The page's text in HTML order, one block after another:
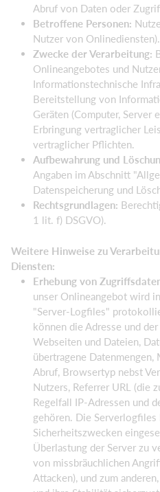
Abruf von Daten oder
Betroffene Personen:
Nutzer von Onlinediensten).
Zwecke der Verarbeitung:
Onlineangebotes und
Informationstechnische
Bereitstellung von
Geräten (Computer, Server
Erbringung vertraglicher
vertraglicher Pflichten.
Aufbewahrung und
Angaben im Abschnitt
Datenspeicherung und
Rechtsgrundlagen:
1 lit. f) DSGVO).
Weitere Hinweise zu
Diensten:
Erhebung von
unser Onlineangebot wird
"Server-Logfiles"
können die Adresse und
Webseiten und Dateien,
übertragene
Abruf, Browsertyp nebst
Nutzers, Referrer URL (die
Regelfall IP-Adressen und
gehören. Die Serverlogfiles
Sicherheitszwecken
Überlastung der Server zu
von missbräuchlichen
Attacken), und zum